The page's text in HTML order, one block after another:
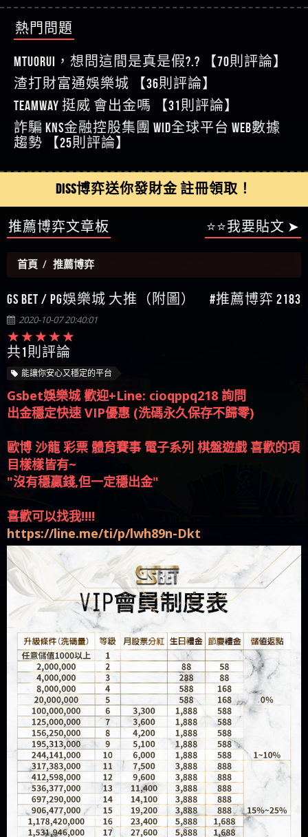
力智投資是詐騙嗎 南部老翁還在癡迷力智投資高
回報獲利 請不要在匯款
zg369】天盛商行詐騙 天盛商行是不是詐騙 天盛商
行是真的嗎 天盛商行是詐騙嗎 被天盛商行詐騙一
招教你拿回
【其他問題】 受害者援助賴【zg369】退休老翁被
大戶e點靈詐騙痛不欲生 大戶e點靈是真的嗎 大戶e
點靈是不是詐騙 大戶e點靈是詐騙嗎 大戶e點靈無
法出金 （大戶e點靈）教你如何規避詐騙陷阱
【其他問題】 弘記投資詐騙持續收割國人中【免
費討回資金賴zg369】弘記投資是詐騙嗎 弘記投資
是不是詐騙 弘記投資是真的嗎 被弘記投資詐騙的
錢怎麼辦 本文教你如何拿回被騙資金
【其他問題】 被騙追回賴【zg369】KnTop利用新型
詐騙手法欺詐群眾 KnTop是真的嗎 KnTop是不是詐騙
KnTop是詐騙嗎 【KnTop】KnTop無法出金 被KnTop詐騙
的錢一招拿回
【其他問題】機台運算專案詐騙持續收割國人中
【免費討回資金賴zg369】機台運算專案是詐騙嗎
機台運算專案是不是詐騙 機台運算專案是真的嗎
被機台運算專案詐騙的錢怎麼辦 本文教你如何拿
回被騙資金
【其他問題】 Hoyabit詐騙持續收割國人中【免費
討回資金賴zg369】Hoyabit是詐騙嗎 Hoyabit是不是詐
騙 Hoyabit是真的嗎 被HoyabitHoyabit詐騙的錢怎麼辦
本文教你如何拿回被騙資金
【其他問題】KS.M多元化行銷詐騙持續收割國人
中【免費討回資金賴zg369】KS.M多元化行銷是詐
騙嗎 KS.M多元化行銷是不是詐騙 KS.M多元化行銷是
真的嗎 被KS.M多元化行銷詐騙的錢怎麼辦 本文教
【其他問題】免費追回賴「zg369」深度解析野原
家 Family & Love如何詐騙 野原家 Family & Love是不是詐
騙 野原家 Family & Love是真的嗎 野原家 Family & Love是
【其他問題】元盈橋詐騙持續收割國人中【免費
討回資金賴zg369】元盈橋是詐騙嗎 元盈橋是不是
本文教你如何拿回被騙資金
【其他問題】被騙追回賴【zg369】M.L.Edge利用新
是詐騙 M.L.Edge是詐騙嗎 【M.L.Edge】M.L.Edge無法出
金 被M.L.Edge詐騙的錢一招拿回
費討回資金賴zg369】Robinhood是詐騙嗎 Robinhood是
不是詐騙 Robinhood是真的嗎 被Robinhood詐騙的錢怎
麼辦 本文教你如何拿回被騙資金
【其他問題】FLTO詐騙持續收割國人中【免費討回
資金賴zg369】FLTO是詐騙嗎 FLTO是不是詐騙 FLTO是
真的嗎 被FLTO詐騙的錢怎麼辦 本文教你如何拿回
被騙資金
【其他問題】 遇詐騙求救賴【zg369】八旬老翁被
ALYWS詐騙家破人亡 ALYWS是真的嗎 ALYWS是不是詐騙
ALYWS是詐騙嗎 （ALYWS）無法出金 請小心群組暗椿
【其他問題】 一招教你揭秘新型詐騙手法 （受害
者免費援助賴zg369）當當詐騙 當當是不是詐騙 當
利回報被騙的家破人亡
回答
【王亞廷】LINE:kK605638
【王亞廷】#免費手遊#錢龍皇ONLINE#http
【傑】真的
【蔡如軒】黑網一個呵呵
【Wei】讚
【沈樂慧】又是九州??爛死了黑網不要玩
【林伊依】爛死了拉贏錢直接鎖帳號可以去吃屎
【陳靜茹】推薦小畢，我也是小畢的會員～～
【AVA娛樂城】還會自己做假對話來毀謗欸哈哈哈
【陳順堪】黑網不出金
【黃伊珊】不推薦爛公司
【陳順堪】星匯娛樂城出金幾次後贏錢就不給出
金
【陳順堪】黑網出金幾次後贏了就不出金出
【玩運彩】
【蘇俊曄】所以會出金嗎現在也是一樣的狀況
【侯依揚】廢物喔
熱門問題
MTUORUi，想問這間是真是假?.? 【70則評論】
渣打財富通娛樂城 【36則評論】
TEAMWAY 挺威 會出金嗎 【31則評論】
詐騙 kns金融控股集團 WID全球平台 WEB數據
趨勢 【25則評論】
DISS博弈送你發財金 註冊領取！
推薦博弈文章板 ⭐⭐我要貼文 ➤
首頁 推薦博弈
GS BET / PG娛樂城 大推（附圖） #推薦博弈 2183
2020-10-07 20:40:01
共1則評論
能讓你安心又穩定的平台
Gsbet娛樂城 歡迎+Line: cioqppq218 詢問
出金穩定快速 VIP優惠 (洗碼永久保存不歸零)
歐博 沙龍 彩票 體育賽事 電子系列 棋盤遊戲 喜歡的項
目樣樣皆有~
"沒有穩贏錢,但一定穩出金"
喜歡可以找我!!!!
https://line.me/ti/p/lwh89n-Dkt